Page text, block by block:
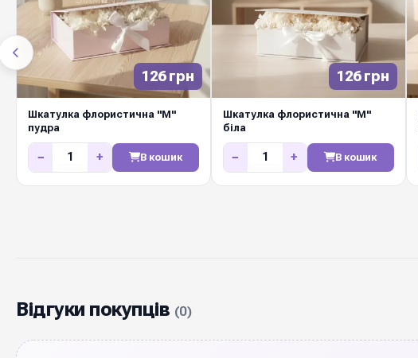
126 грн
Шкатулка флористична "М"
пудра
− + В кошик
126 грн
Шкатулка флористична "М"
біла
− + В кошик
Відгуки покупців (0)